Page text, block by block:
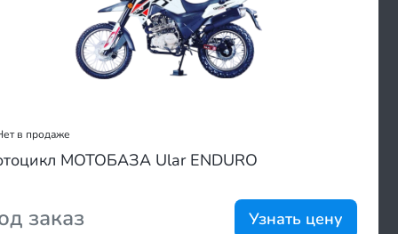
в продаже
МОТОБАЗА Ular ENDURO
заказ Узнать цену